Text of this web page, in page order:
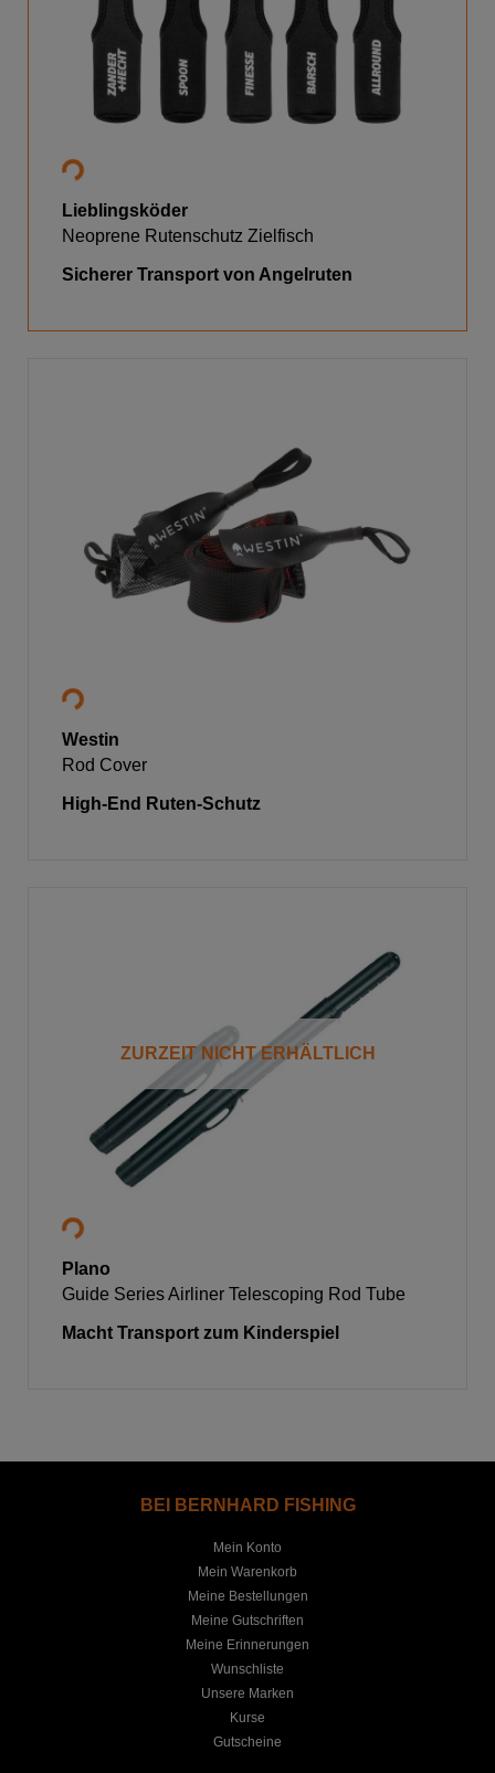
Lieblingsköder
Neoprene Rutenschutz Zielfisch
Sicherer Transport von Angelruten
Westin
Rod Cover
High-End Ruten-Schutz
ZURZEIT NICHT ERHÄLTLICH
Plano
Guide Series Airliner Telescoping Rod Tube
Macht Transport zum Kinderspiel
BEI BERNHARD FISHING
Mein Konto
Mein Warenkorb
Meine Bestellungen
Meine Gutschriften
Meine Erinnerungen
Wunschliste
Unsere Marken
Kurse
Gutscheine